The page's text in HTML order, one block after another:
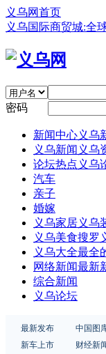
义乌网首页
义乌国际商贸城:全
密码
新闻中心义乌
义乌新闻 义乌
论坛热点 义乌
汽车
亲子
婚嫁
义乌家居义乌
义乌美食搜罗
义乌大全最全
网络新闻最新
综合新闻
义乌论坛
最新发布 中国图
新车上市
财经新